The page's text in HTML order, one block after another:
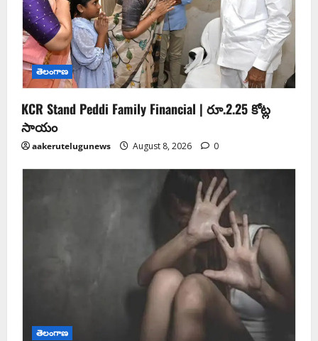
తెలంగాణ
KCR Stand Peddi Family Financial | రూ.2.25 కోట్ల
సాయం
aakerutelugunews August 8, 2026 0
తెలంగాణ